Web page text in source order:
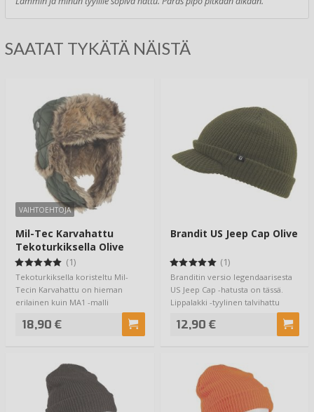
SAATAT TYKÄTÄ NÄISTÄ
VAIHTOEHTOJA
Mil-Tec Karvahattu
Tekoturkiksella Olive
(1)
Tekoturkiksella koristeltu Mil-
Tecin Karvahattu on hieman
erilainen kuin MA1 -malli
18,90 €
Brandit US Jeep Cap Olive
(1)
Branditin versio legendaarisesta
US Jeep Cap -hatusta on tässä.
Lippalakki -tyylinen talvihattu
12,90 €